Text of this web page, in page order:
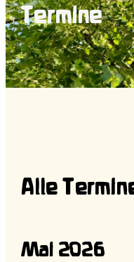
Termine
Alle
Mai 2026